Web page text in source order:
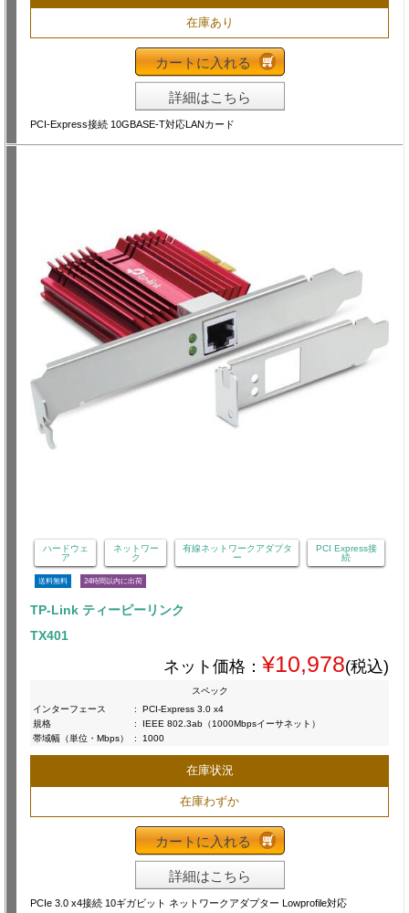
在庫あり
カートに入れる
詳細はこちら
PCI-Express接続 10GBASE-T対応LANカード
ハードウェ
ア
ネットワー
ク
有線ネットワークアダプタ
ー
PCI Express接
続
送料無料 24時間以内に出荷
TP-Link ティーピーリンク
TX401
ネット価格： ¥10,978(税込)
スペック
インターフェース
:
PCI-Express 3.0 x4
規格
:
IEEE 802.3ab（1000Mbpsイーサネット）
帯域幅（単位・Mbps）
: 1000
在庫状況
在庫わずか
カートに入れる
詳細はこちら
PCIe 3.0 x4接続 10ギガビット ネットワークアダプター Lowprofile対応